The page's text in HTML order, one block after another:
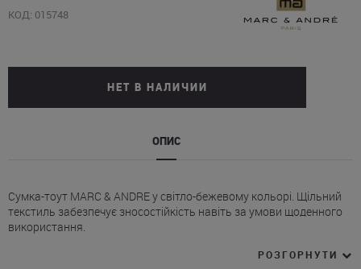
КОД: 015748
НЕТ В НАЛИЧИИ
ОПИС
Сумка-тоут MARC & ANDRE у світло-бежевому кольорі. Щільний
текстиль забезпечує зносостійкість навіть за умови щоденного
використання.
* Пляжна сумка Марк Андре має одне велике відділення, яке
РОЗГОРНУТИ